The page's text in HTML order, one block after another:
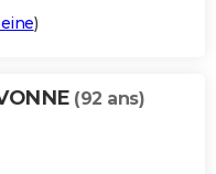
)
(92 ans)